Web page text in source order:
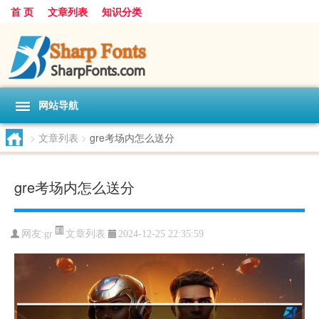
首 页 文章列表 知识分类
网站导航
> 文章列表 > gre考场内怎么送分
gre考场内怎么送分
网友:gr 文章列表 2024-12-25 22:35:59